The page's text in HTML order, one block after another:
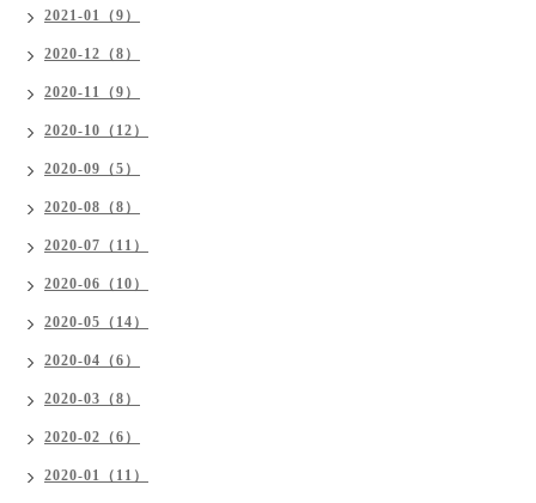
2021-01（9）
2020-12（8）
2020-11（9）
2020-10（12）
2020-09（5）
2020-08（8）
2020-07（11）
2020-06（10）
2020-05（14）
2020-04（6）
2020-03（8）
2020-02（6）
2020-01（11）